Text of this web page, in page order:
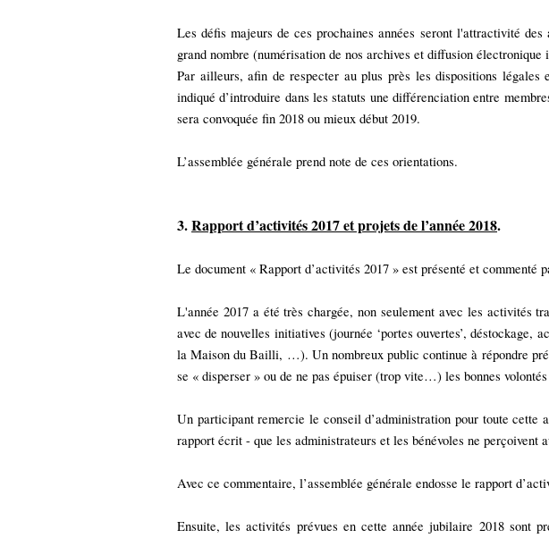
Les défis majeurs de ces prochaines années seront l'attractivité
grand nombre (numérisation de nos archives et diffusion électronique
Par ailleurs, afin de respecter au plus près les dispositions
indiqué d’introduire dans les statuts une différenciation entre
sera convoquée fin 2018 ou mieux début 2019.
L’assemblée générale prend note de ces orientations.
3.Rapport d’activités 2017 et projets de l’année 2018.
Le document « Rapport d’activités 2017 » est présenté et
L'année 2017 a été très chargée, non seulement avec les activités
avec de nouvelles initiatives (journée ‘portes ouvertes’,
la Maison du Bailli, …). Un nombreux public continue à répondre
se « disperser » ou de ne pas épuiser (trop vite…) les bonnes
Un participant remercie le conseil d’administration pour toute
rapport écrit - que les administrateurs et les bénévoles ne
Avec ce commentaire, l’assemblée générale endosse le rapport
Ensuite, les activités prévues en cette année jubilaire 2018 sont